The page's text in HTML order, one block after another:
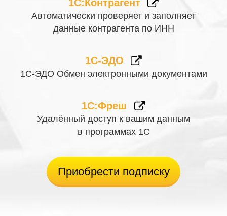
«Microsoft SQL Server» (2005+)
1С:Контрагент
Автоматически проверяет и заполняет
данные контрагента по ИНН
1С-ЭДО
1С-ЭДО Обмен электронными документами
1С:Фреш
Удалённый доступ к вашим данным
в программах 1С
Приобрести подписку